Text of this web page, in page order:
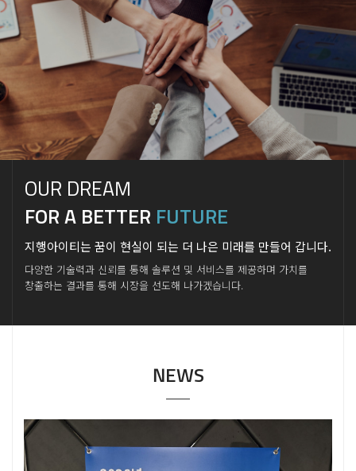
OUR DREAM
FOR A BETTER FUTURE
지행아이티는 꿈이 현실이 되는 더 나은 미래를 만들어 갑니다.
다양한 기술력과 신뢰를 통해 솔루션 및 서비스를 제공하며 가치를
창출하는 결과를 통해 시장을 선도해 나가겠습니다.
NEWS